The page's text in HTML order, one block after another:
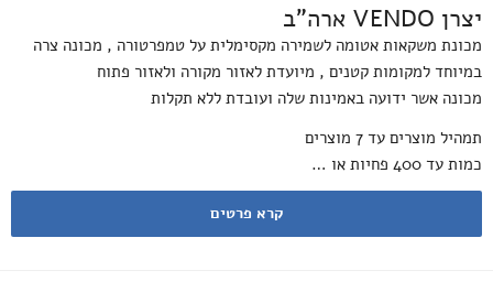
יצרן VENDO ארה"ב
מכונת משקאות אטומה לשמירה מקסימלית על טמפרטורה , מכונה צרה
במיוחד למקומות קטנים , מיועדת לאזור מקורה ולאזור פתוח
מכונה אשר ידועה באמינות שלה ועובדת ללא תקלות
תמהיל מוצרים עד 7 מוצרים
כמות עד 400 פחיות או …
קרא פרטים